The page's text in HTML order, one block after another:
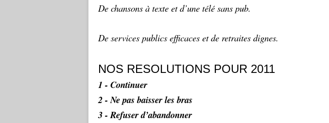
De chansons à texte et d’une télé sans pub.
De services publics efficaces et de retraites dignes.
NOS RESOLUTIONS POUR 2011
1 - Continuer
2 - Ne pas baisser les bras
3 - Refuser d’abandonner